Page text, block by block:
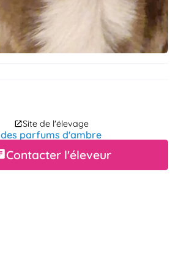
Site de l'élevage
des parfums d'ambre
Contacter l'éleveur